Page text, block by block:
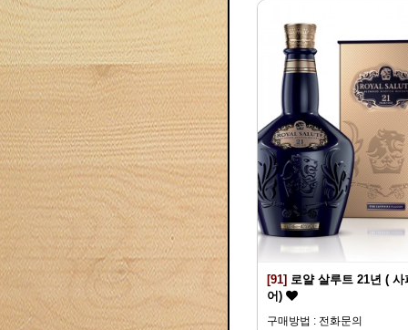
[91] 로얄 살루트 21년 ( 사
어)
구매방법 : 전화문의